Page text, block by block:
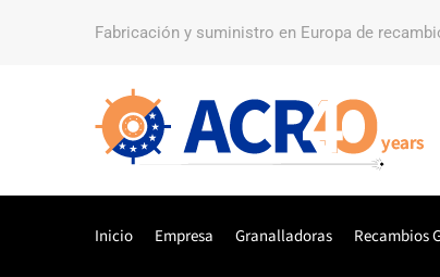
Fabricación y suministro en Europa de
Inicio Empresa Granalladoras Recambios